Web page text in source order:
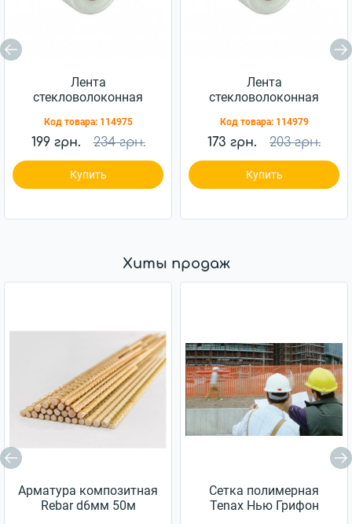
Лента
стекловолоконная
(0350-421020)
Код товара: 114975
199 грн. 234 грн.
Купить
Лента
стекловолоконная
424245)
Код товара: 114979
173 грн. 203 грн.
Купить
Хиты продаж
Арматура композитная
Rebar d6мм 50м
Сетка полимерная
Tenax Нью Грифон